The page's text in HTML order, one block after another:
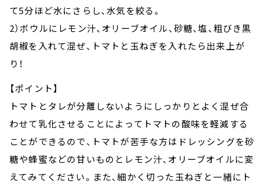
て5分ほど水にさらし、水気を絞る。
2）ボウルにレモン汁、オリーブオイル、砂糖、塩、粗びき黒
胡椒を入れて混ぜ、トマトと玉ねぎを入れたら出来上が
り！
【ポイント】
トマトとタレが分離しないようにしっかりとよく混ぜ合
わせて乳化させることによってトマトの酸味を軽減する
ことができるので、トマトが苦手な方はドレッシングを砂
糖や蜂蜜などの甘いものとレモン汁、オリーブオイルに変
えてみてください。また、細かく切った玉ねぎと一緒にト